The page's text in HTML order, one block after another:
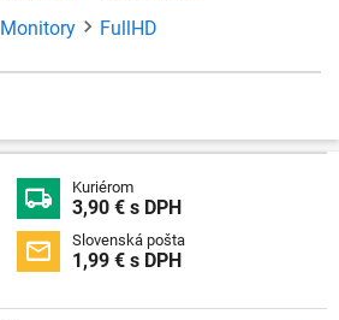
Monitory FullHD
 Kuriérom
3,90 € s DPH
 Slovenská pošta
1,99 € s DPH